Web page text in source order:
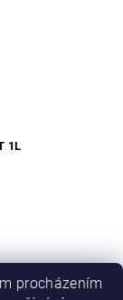
1L
procházením